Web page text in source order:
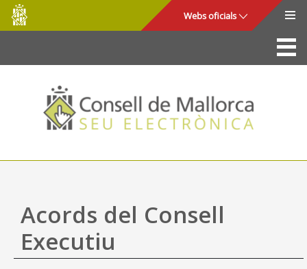
Salta al contingut principal
Consell
de
Mallorca
Webs oficials
La Seu
Consell de Mallorca
Accés i seguretat
Utilitats
Ajuda
Acords del Consell
Executiu